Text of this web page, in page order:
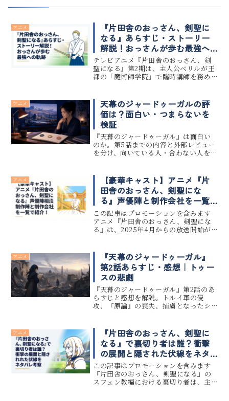
アニメ
『片田舎のおっさん、剣聖に
なる』あらすじ・ストーリー
解説！おっさんが歩む最強へ
の軌跡
テレビアニメ『片田舎のおっさん、剣
聖になる』第2期は、主人公ベリルが王
都の「魔術師学院」で臨時講師を務め
の息詰まる死闘が最新ストーリーの核
心です。この記事でわかること『片田...
アニメ
天幕のジャードゥーガルの評
価は？面白い・つまらないを
検証
『天幕のジャードゥーガル』は面白い
のか。第5話までの内容と外部レビュー
を分け、向いている人・合わない人を検
アニメ
【豪華キャスト】アニメ『片
田舎のおっさん、剣聖にな
る』声優陣と制作会社を一覧
で紹介！
この記事はプロモーションを含みます
アニメ『片田舎のおっさん、剣聖にな
る』は、2025年4月からの放送開始が
田広明さんをはじめ、東山奈央さん、
上田瞳さんら超実力派声優陣が集結...
アニメ
『天幕のジャードゥーガル』
第2話あらすじ・感想｜トゥー
スの悲劇
『天幕のジャードゥーガル』第2話のあ
らすじと感想を解説。トルイ軍の侵
攻、『原論』の喪失、捕虜となったシ
アニメ
『片田舎のおっさん、剣聖に
なる』で裏切り者は誰？衝撃
の展開と隠された伏線をネタ
バレ考察
この記事はプロモーションを含みます
『片田舎のおっさん、剣聖になる』の
スフェン教編における裏切り者は、主